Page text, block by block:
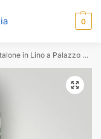
0
in Lino a Palazzo Marella Domino